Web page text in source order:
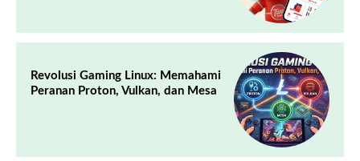
Revolusi Gaming Linux: Memahami
Peranan Proton, Vulkan, dan Mesa